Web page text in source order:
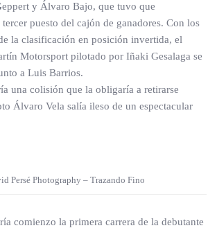
y Álvaro Bajo, que tuvo que
puesto del cajón de ganadores. Con los
la clasificación en posición invertida, el
Motorsport pilotado por Iñaki Gesalaga se
a Luis Barrios.
una colisión que la obligaría a retirarse
Álvaro Vela salía ileso de un espectacular
Persé Photography – Trazando Fino
comienzo la primera carrera de la debutante